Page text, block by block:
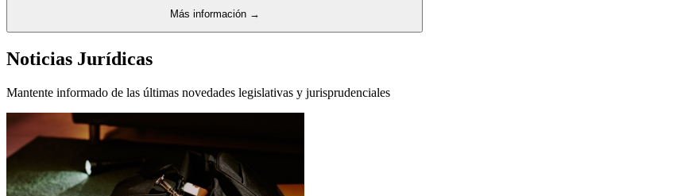
Más información →
Noticias Jurídicas
Mantente informado de las últimas novedades legislativas y jurisprudenciales